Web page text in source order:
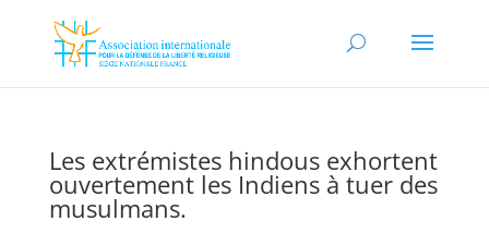
Les extrémistes hindous exhortent
ouvertement les Indiens à tuer des
musulmans.